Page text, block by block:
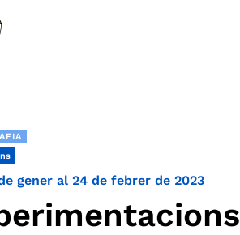
gener al 24 de febrer de 2023